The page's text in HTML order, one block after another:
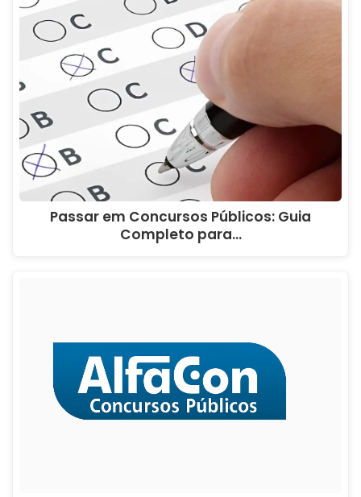
Passar em Concursos Públicos: Guia
Completo para…